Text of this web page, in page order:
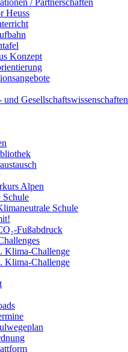
/ Partnerschaften
Heuss
Konzept
und Gesellschaftswissenschaften
Alpen
Schule
Schule
Fußabdruck
Klima-Challenge
Klima-Challenge